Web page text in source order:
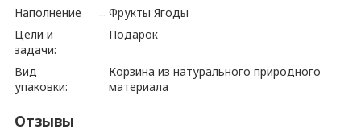
Наполнение
Фрукты Ягоды
Цели и
задачи:
Подарок
Вид
упаковки:
Корзина из натурального природного
материала
Отзывы